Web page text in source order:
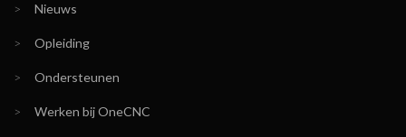
> Nieuws
> Opleiding
> Ondersteunen
> Werken bij OneCNC